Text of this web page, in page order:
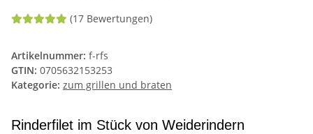
(17 Bewertungen)
Artikelnummer: f-rfs
GTIN: 0705632153253
Kategorie: zum grillen und braten
Rinderfilet im Stück von Weiderindern